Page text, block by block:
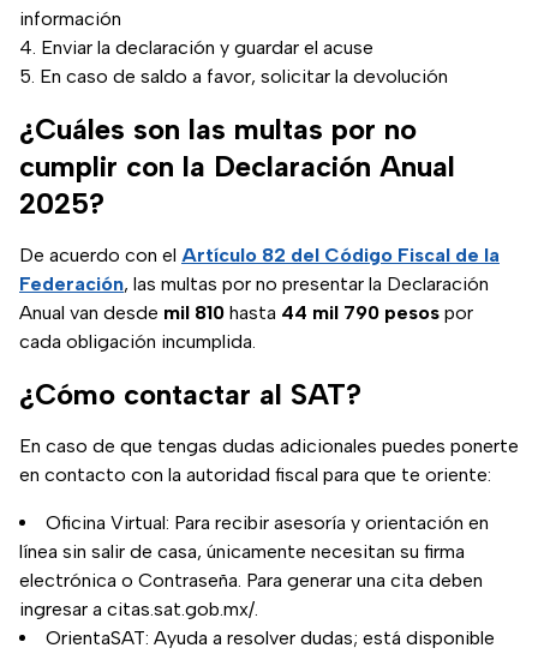
información
Enviar la declaración y guardar el acuse
En caso de saldo a favor, solicitar la devolución
¿Cuáles son las multas por no
cumplir con la Declaración Anual
2025?
De acuerdo con el Artículo 82 del Código Fiscal de la
Federación, las multas por no presentar la Declaración
Anual van desde mil 810 hasta 44 mil 790 pesos por
cada obligación incumplida.
¿Cómo contactar al SAT?
En caso de que tengas dudas adicionales puedes ponerte
en contacto con la autoridad fiscal para que te oriente:
Oficina Virtual: Para recibir asesoría y orientación en
línea sin salir de casa, únicamente necesitan su firma
electrónica o Contraseña. Para generar una cita deben
ingresar a citas.sat.gob.mx/.
OrientaSAT: Ayuda a resolver dudas; está disponible